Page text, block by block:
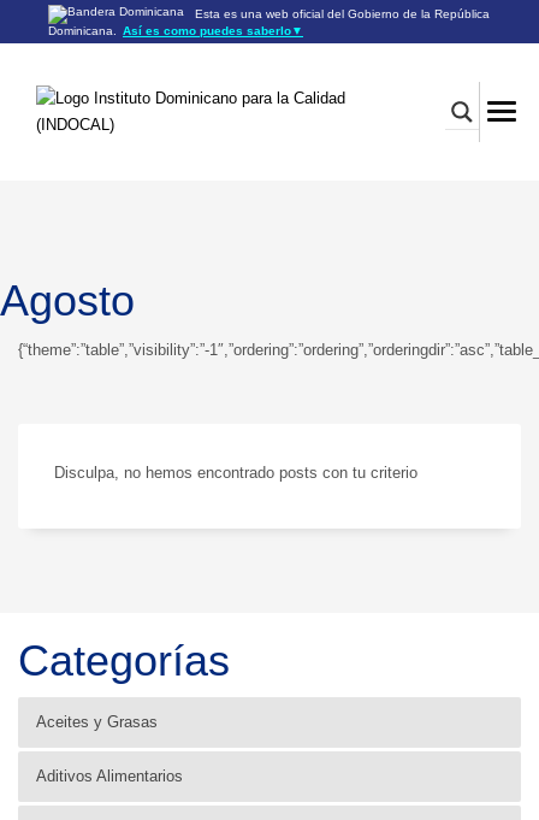
Esta es una web oficial del Gobierno de la República
Dominicana.
Así es como puedes saberlo▼
Los sitios web oficiales utilizan .gob.do o .gov.do
Los sitios web oficiales .gob.do o .gov.do seguros utilizan
HTTPS
Agosto
{“theme”:”table”,”visibility”:”-
Disculpa, no hemos encontrado posts con tu criterio
Categorías
Aceites y Grasas
Aditivos Alimentarios